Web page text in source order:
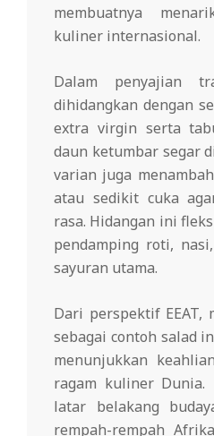
membuatnya
kuliner internasional.
Dalam penyajian
dihidangkan dengan
extra virgin serta
daun ketumbar segar
varian juga
atau sedikit cuka
rasa. Hidangan ini
pendamping roti,
sayuran utama.
Dari perspektif EEAT,
sebagai contoh salad
menunjukkan
ragam kuliner Dunia.
latar belakang
rempah-rempah